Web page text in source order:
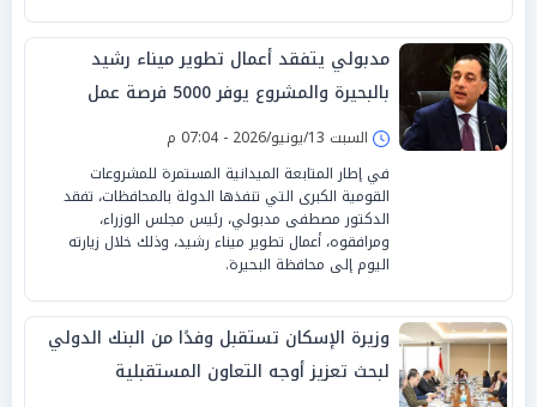
مدبولي يتفقد أعمال تطوير ميناء رشيد
بالبحيرة والمشروع يوفر 5000 فرصة عمل
السبت 13/يونيو/2026 - 07:04 م
في إطار المتابعة الميدانية المستمرة للمشروعات
القومية الكبرى التي تنفذها الدولة بالمحافظات، تفقد
الدكتور مصطفى مدبولي، رئيس مجلس الوزراء،
ومرافقوه، أعمال تطوير ميناء رشيد، وذلك خلال زيارته
اليوم إلى محافظة البحيرة.
وزيرة الإسكان تستقبل وفدًا من البنك الدولي
لبحث تعزيز أوجه التعاون المستقبلية